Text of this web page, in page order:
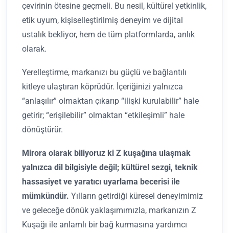
çevirinin ötesine geçmeli. Bu nesil, kültürel yetkinlik,
etik uyum, kişiselleştirilmiş deneyim ve dijital
ustalık bekliyor, hem de tüm platformlarda, anlık
olarak.
Yerelleştirme, markanızı bu güçlü ve bağlantılı
kitleye ulaştıran köprüdür. İçeriğinizi yalnızca
“anlaşılır” olmaktan çıkarıp “ilişki kurulabilir” hale
getirir; “erişilebilir” olmaktan “etkileşimli” hale
dönüştürür.
Mirora olarak biliyoruz ki Z kuşağına ulaşmak
yalnızca dil bilgisiyle değil; kültürel sezgi, teknik
hassasiyet ve yaratıcı uyarlama becerisi ile
mümkündür. Yılların getirdiği küresel deneyimimiz
ve geleceğe dönük yaklaşımımızla, markanızın Z
Kuşağı ile anlamlı bir bağ kurmasına yardımcı